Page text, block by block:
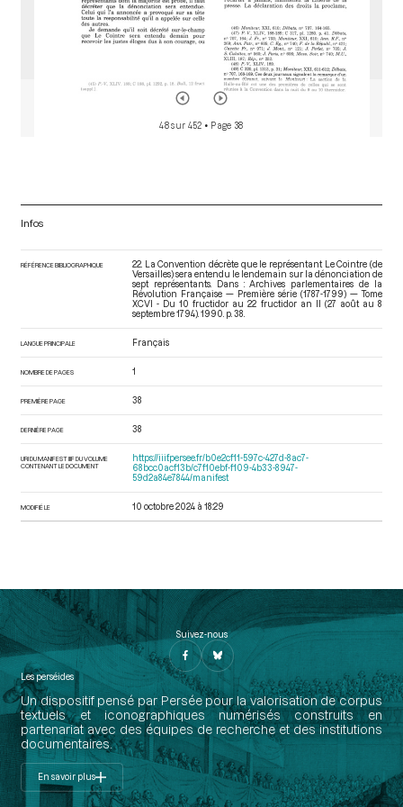
48 sur 452 • Page 38
Infos
RÉFÉRENCE BIBLIOGRAPHIQUE
22. La Convention décrète que le représentant Le Cointre (de
Versailles) sera entendu le lendemain sur la dénonciation de
sept représentants. Dans : Archives parlementaires de la
Révolution Française — Première série (1787-1799) — Tome
XCVI - Du 10 fructidor au 22 fructidor an II (27 août au 8
septembre 1794) . 1990. p. 38.
LANGUE PRINCIPALE Français
NOMBRE DE PAGES 1
PREMIÈRE PAGE 38
DERNIÈRE PAGE 38
URI DU MANIFEST IIIF DU VOLUME
CONTENANT LE DOCUMENT
https://iiif.persee.fr/b0e2cf11-597c-427d-8ac7-
68bcc0acf13b/c7f10ebf-f109-4b33-8947-
59d2a84e7844/manifest
MODIFIÉ LE 10 octobre 2024 à 18:29
Suivez-nous
Les perséides
Un dispositif pensé par Persée pour la valorisation de corpus
textuels et iconographiques numérisés construits en
partenariat avec des équipes de recherche et des institutions
documentaires.
En savoir plus